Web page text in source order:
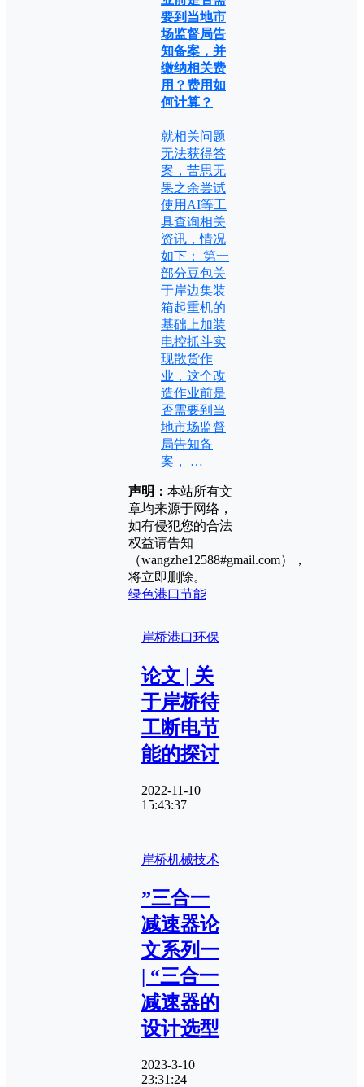
要到当地市
场监督局告
知备案，并
缴纳相关费
用？费用如
何计算？
就相关问题
无法获得答
案，苦思无
果之余尝试
使用AI等工
具查询相关
资讯，情况
如下： 第一
部分豆包关
于岸边集装
箱起重机的
基础上加装
电控抓斗实
现散货作
业，这个改
造作业前是
否需要到当
地市场监督
局告知备
案， …
声明： 本站所有文
章均来源于网络，
如有侵犯您的合法
权益请告知
（wangzhe12588#gmail.com），
将立即删除。
绿色港口节能
岸桥港口环保
论文 | 关
于岸桥待
工断电节
能的探讨
2022-11-10
15:43:37
岸桥机械技术
”三合一
减速器论
文系列一
| “三合一
减速器的
设计选型
2023-3-10
23:31:24